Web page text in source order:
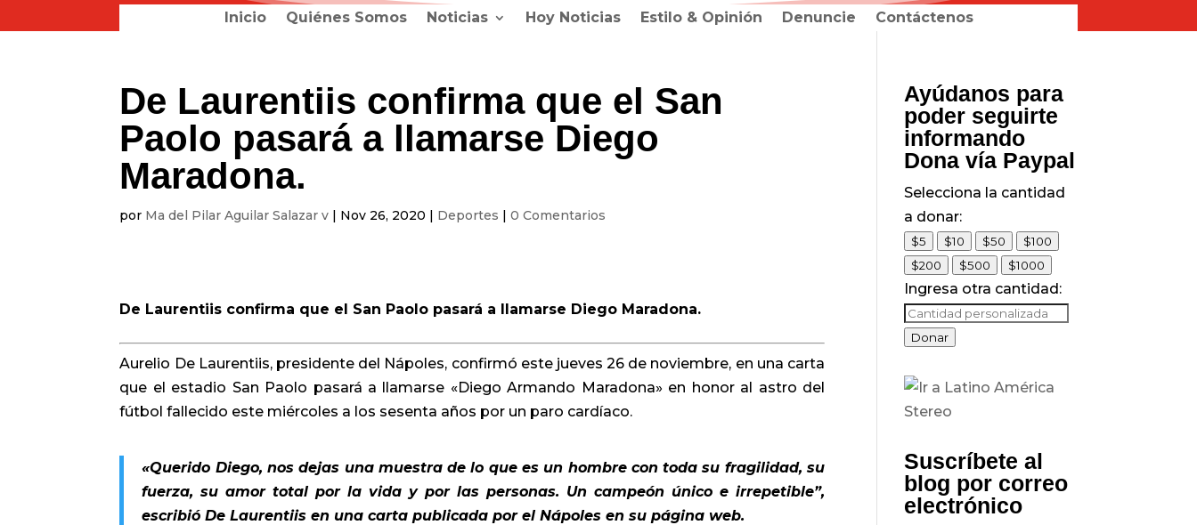
Inicio Quiénes Somos Noticias Hoy Noticias Estilo & Opinión Denuncie Contáctenos
De Laurentiis confirma que el San
Paolo pasará a llamarse Diego
Maradona.
por Ma del Pilar Aguilar Salazar v | Nov 26, 2020 | Deportes |0 Comentarios
De Laurentiis confirma que el San Paolo pasará a llamarse Diego Maradona.
Aurelio De Laurentiis, presidente del Nápoles, confirmó este jueves 26 de noviembre, en una carta
que el estadio San Paolo pasará a llamarse «Diego Armando Maradona» en honor al astro del
fútbol fallecido este miércoles a los sesenta años por un paro cardíaco.
«Querido Diego, nos dejas una muestra de lo que es un hombre con toda su fragilidad, su
fuerza, su amor total por la vida y por las personas. Un campeón único e irrepetible”,
escribió De Laurentiis en una carta publicada por el Nápoles en su página web.
Ayúdanos para
poder seguirte
informando
Dona vía Paypal
Selecciona la cantidad
a donar:
$5 $10 $50
$100
$200
$500 $1000
Ingresa otra cantidad:
Donar
Suscríbete al
blog por correo
electrónico